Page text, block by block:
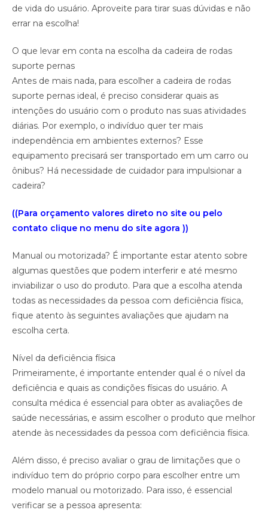
de vida do usuário. Aproveite para tirar suas dúvidas e não
errar na escolha!
O que levar em conta na escolha da cadeira de rodas
suporte pernas
Antes de mais nada, para escolher a cadeira de rodas
suporte pernas ideal, é preciso considerar quais as
intenções do usuário com o produto nas suas atividades
diárias. Por exemplo, o indivíduo quer ter mais
independência em ambientes externos? Esse
equipamento precisará ser transportado em um carro ou
ônibus? Há necessidade de cuidador para impulsionar a
cadeira?
((Para orçamento valores direto no site ou pelo
contato clique no menu do site agora ))
Manual ou motorizada? É importante estar atento sobre
algumas questões que podem interferir e até mesmo
inviabilizar o uso do produto. Para que a escolha atenda
todas as necessidades da pessoa com deficiência física,
fique atento às seguintes avaliações que ajudam na
escolha certa.
Nível da deficiência física
Primeiramente, é importante entender qual é o nível da
deficiência e quais as condições físicas do usuário. A
consulta médica é essencial para obter as avaliações de
saúde necessárias, e assim escolher o produto que melhor
atende às necessidades da pessoa com deficiência física.
Além disso, é preciso avaliar o grau de limitações que o
indivíduo tem do próprio corpo para escolher entre um
modelo manual ou motorizado. Para isso, é essencial
verificar se a pessoa apresenta: